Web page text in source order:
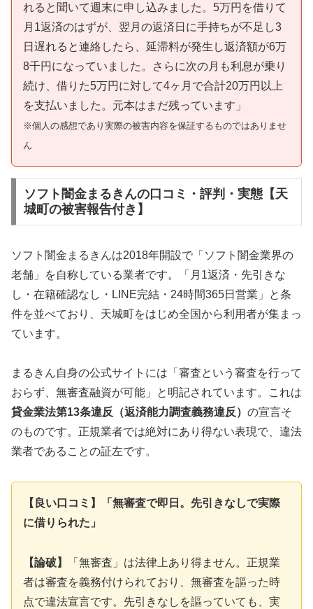
れると聞いて週末に申し込みました。5万円を借りて
月1返済のはずが、翌月の返済日に手持ちが不足し3
日遅れると連絡したら、延滞料が発生し返済額が6万
8千円になっていました。さらに次の月も利息が乗り
続け、借りた5万円に対して4ヶ月で合計20万円以上
を支払いました。元本はまだ残っています」
※個人の感想であり実際の被害内容を保証するものではありませ
ん
ソフト闇金まるきんの口コミ・評判・実態【天
城町の被害報告付き】
ソフト闇金まるきんは2018年開設で「ソフト闇金業界の
老舗」を自称している業者です。「月1返済・先引きな
し・在籍確認なし・LINE完結・24時間365日営業」と条
件を並べており、天城町をはじめ全国から利用者が集まっ
ています。
まるきん自身の公式サイトには「審査という審査を行って
おらず、無審査融資が可能」と明記されています。これは
貸金業法第13条違反（返済能力調査義務違反） の宣言そ
のものです。正規業者では絶対にあり得ない表現で、違法
業者であることの証左です。
【良い口コミ】「無審査で即日。先引きなしで実際
に借りられた」
【論破】
「無審査」は法律上あり得ません。正規業
者は審査を義務付けられており、無審査を謳った時
点で違法宣言です。先引きなしを謳っていても、実